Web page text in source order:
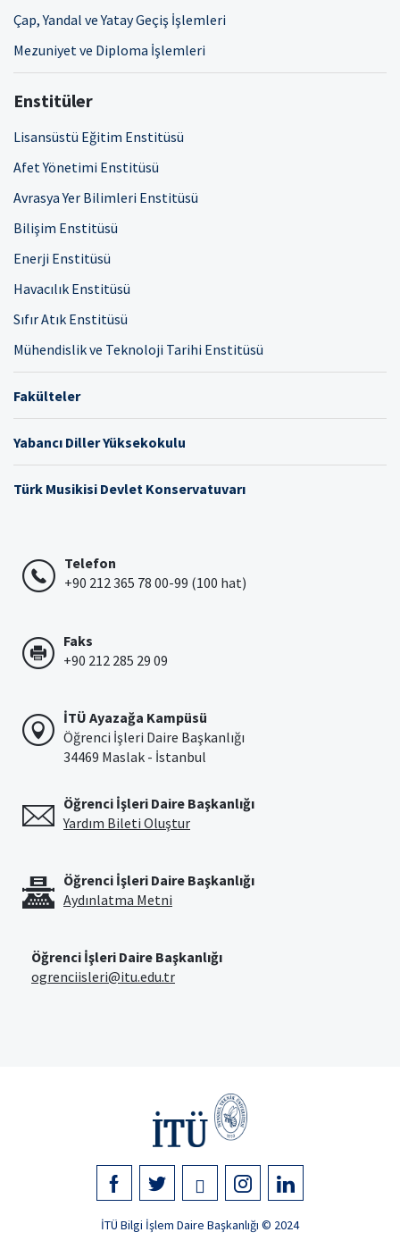
Çap, Yandal ve Yatay Geçiş İşlemleri
Mezuniyet ve Diploma İşlemleri
Enstitüler
Lisansüstü Eğitim Enstitüsü
Afet Yönetimi Enstitüsü
Avrasya Yer Bilimleri Enstitüsü
Bilişim Enstitüsü
Enerji Enstitüsü
Havacılık Enstitüsü
Sıfır Atık Enstitüsü
Mühendislik ve Teknoloji Tarihi Enstitüsü
Fakülteler
Yabancı Diller Yüksekokulu
Türk Musikisi Devlet Konservatuvarı
Telefon
+90 212 365 78 00-99 (100 hat)
Faks
+90 212 285 29 09
İTÜ Ayazağa Kampüsü
Öğrenci İşleri Daire Başkanlığı
34469 Maslak - İstanbul
Öğrenci İşleri Daire Başkanlığı
Yardım Bileti Oluştur
Öğrenci İşleri Daire Başkanlığı
Aydınlatma Metni
Öğrenci İşleri Daire Başkanlığı
ogrenciisleri@itu.edu.tr
İTÜ Bilgi İşlem Daire Başkanlığı © 2024